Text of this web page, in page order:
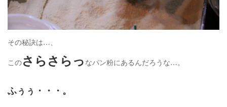
その秘訣は…、
このさらさらっ なパン粉にあるんだろうな…。
ふぅぅ・・・。